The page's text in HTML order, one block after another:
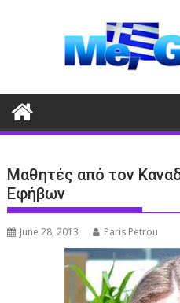
Μαθητές από τον
Εφήβων
June 28, 2013 Paris Petrou